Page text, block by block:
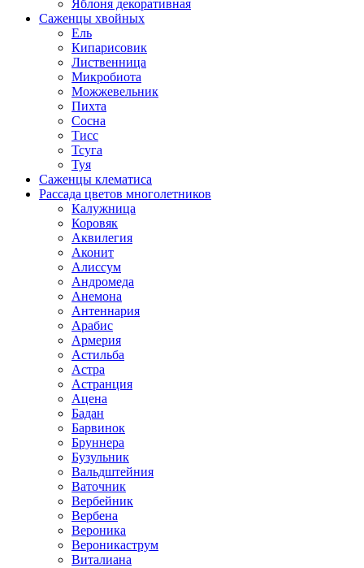
Яблоня декоративная
Саженцы хвойных
Ель
Кипарисовик
Лиственница
Микробиота
Можжевельник
Пихта
Сосна
Тисс
Тсуга
Туя
Саженцы клематиса
Рассада цветов многолетников
Калужница
Коровяк
Аквилегия
Аконит
Алиссум
Андромеда
Анемона
Антеннария
Арабис
Армерия
Астильба
Астра
Астранция
Ацена
Бадан
Барвинок
Бруннера
Бузульник
Вальдштейния
Ваточник
Вербейник
Вербена
Вероника
Вероникаструм
Виталиана